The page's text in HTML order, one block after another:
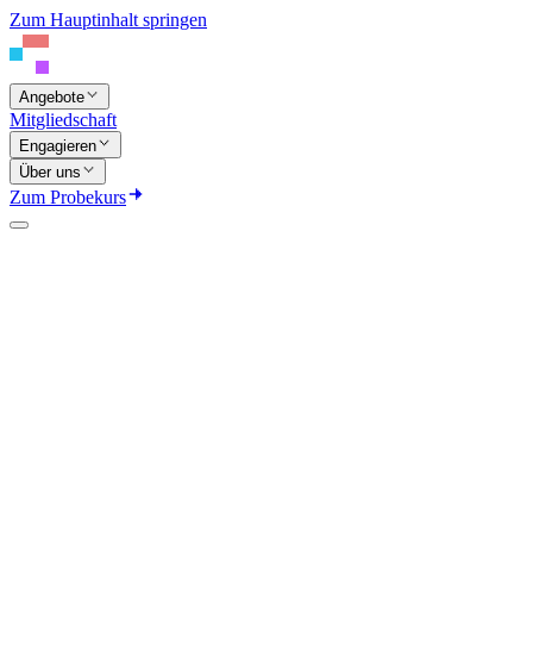
Zum Hauptinhalt springen
Angebote
Mitgliedschaft
Engagieren
Über uns
Zum Probekurs